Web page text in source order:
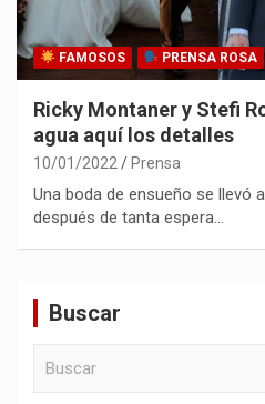
FAMOSOS PRENSA ROSA
Ricky Montaner y Stefi
agua aquí los detalles
10/01/2022 Prensa
Una boda de ensueño se llevó
después de tanta espera…
Buscar